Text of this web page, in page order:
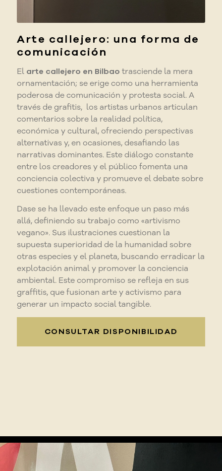
Arte callejero: una forma de
comunicación
El arte callejero en Bilbao trasciende la mera
ornamentación; se erige como una herramienta
poderosa de comunicación y protesta social. A
través de grafitis, los artistas urbanos articulan
comentarios sobre la realidad política,
económica y cultural, ofreciendo perspectivas
alternativas y, en ocasiones, desafiando las
narrativas dominantes. Este diálogo constante
entre los creadores y el público fomenta una
conciencia colectiva y promueve el debate sobre
cuestiones contemporáneas.
Dase se ha llevado este enfoque un paso más
allá, definiendo su trabajo como «artivismo
vegano». Sus ilustraciones cuestionan la
supuesta superioridad de la humanidad sobre
otras especies y el planeta, buscando erradicar la
explotación animal y promover la conciencia
ambiental. Este compromiso se refleja en sus
graffitis, que fusionan arte y activismo para
generar un impacto social tangible.
CONSULTAR DISPONIBILIDAD